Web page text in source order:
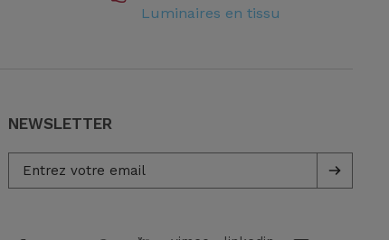
Luminaires en tissu
NEWSLETTER